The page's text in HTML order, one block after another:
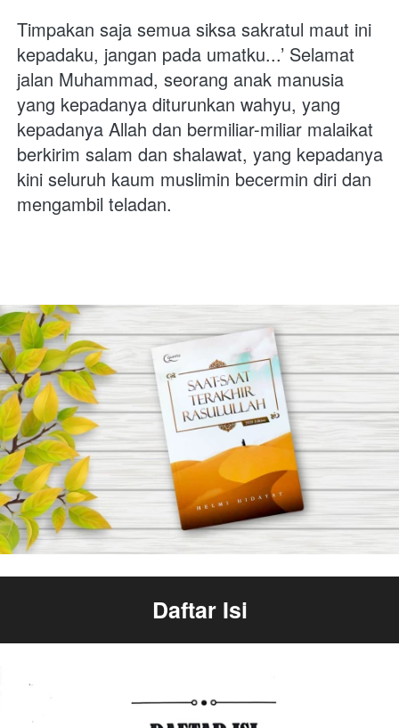
Timpakan saja semua siksa sakratul maut ini
kepadaku, jangan pada umatku...’ Selamat
jalan Muhammad, seorang anak manusia
yang kepadanya diturunkan wahyu, yang
kepadanya Allah dan bermiliar-miliar malaikat
berkirim salam dan shalawat, yang kepadanya
kini seluruh kaum muslimin becermin diri dan
mengambil teladan.
Daftar Isi